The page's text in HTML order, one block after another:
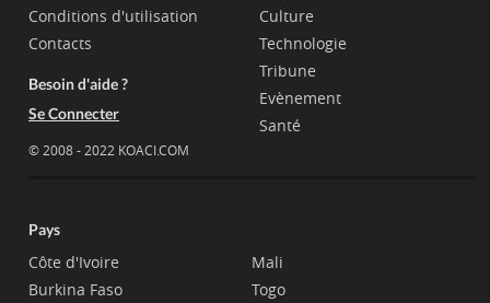
Conditions d'utilisation
Contacts
Besoin d'aide ?
Se Connecter
© 2008 - 2022 KOACI.COM
Culture
Technologie
Tribune
Evènement
Santé
Pays
Côte d'Ivoire
Burkina Faso
Mali
Togo